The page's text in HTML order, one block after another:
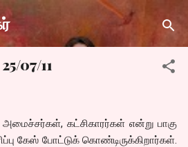
to main content
07/11
அமைச்சர்கள், கட்சிகாரர்கள் என்று பாகு
கேஸ் போட்டுக் கொண்டிருக்கிறார்கள்.